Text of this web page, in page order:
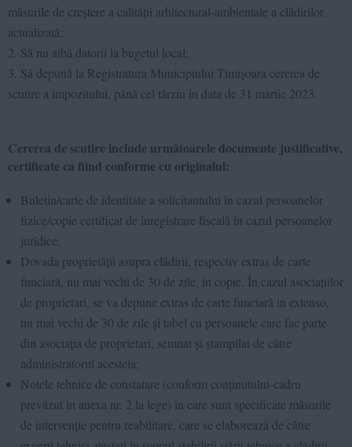
măsurile de creștere a calității arhitectural-ambientale a clădirilor,
actualizată;
Să nu aibă datorii la bugetul local;
Să depună la Registratura Municipiului Timișoara cererea de
scutire a impozitului, până cel târziu în data de 31 martie 2023.
Cererea de scutire include următoarele documente justificative,
certificate ca fiind conforme cu originalul:
Buletin/carte de identitate a solicitantului în cazul persoanelor
fizice/copie certificat de înregistrare fiscală în cazul persoanelor
juridice;
Dovada proprietății asupra clădirii, respectiv extras de carte
funciară, nu mai vechi de 30 de zile, în copie. În cazul asociațiilor
de proprietari, se va depune extras de carte funciară in extenso,
nu mai vechi de 30 de zile și tabel cu persoanele care fac parte
din asociația de proprietari, semnat și ștampilat de către
administratorul acesteia;
Notele tehnice de constatare (conform conținutului-cadru
prevăzut în anexa nr. 2 la lege) în care sunt specificate măsurile
de intervenție pentru reabilitare, care se elaborează de către